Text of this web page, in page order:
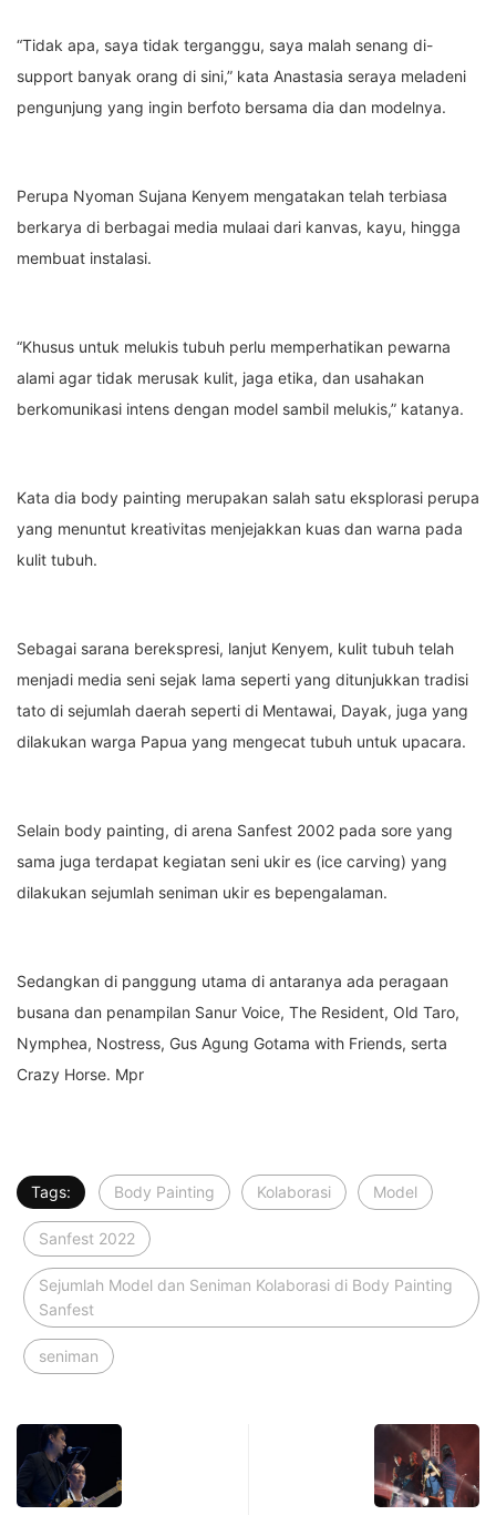
“Tidak apa, saya tidak terganggu, saya malah senang di-
support banyak orang di sini,” kata Anastasia seraya meladeni
pengunjung yang ingin berfoto bersama dia dan modelnya.
Perupa Nyoman Sujana Kenyem mengatakan telah terbiasa
berkarya di berbagai media mulaai dari kanvas, kayu, hingga
membuat instalasi.
“Khusus untuk melukis tubuh perlu memperhatikan pewarna
alami agar tidak merusak kulit, jaga etika, dan usahakan
berkomunikasi intens dengan model sambil melukis,” katanya.
Kata dia body painting merupakan salah satu eksplorasi perupa
yang menuntut kreativitas menjejakkan kuas dan warna pada
kulit tubuh.
Sebagai sarana berekspresi, lanjut Kenyem, kulit tubuh telah
menjadi media seni sejak lama seperti yang ditunjukkan tradisi
tato di sejumlah daerah seperti di Mentawai, Dayak, juga yang
dilakukan warga Papua yang mengecat tubuh untuk upacara.
Selain body painting, di arena Sanfest 2002 pada sore yang
sama juga terdapat kegiatan seni ukir es (ice carving) yang
dilakukan sejumlah seniman ukir es bepengalaman.
Sedangkan di panggung utama di antaranya ada peragaan
busana dan penampilan Sanur Voice, The Resident, Old Taro,
Nymphea, Nostress, Gus Agung Gotama with Friends, serta
Crazy Horse. Mpr
Tags: Body Painting Kolaborasi Model
Sanfest 2022
Sejumlah Model dan Seniman Kolaborasi di Body Painting
Sanfest
seniman